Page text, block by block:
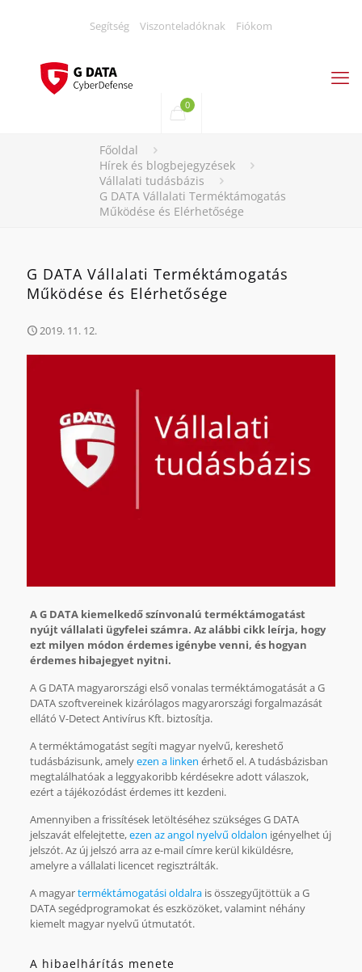
Segítség Viszonteladóknak Fiókom
0
Főoldal
Hírek és blogbejegyzések
Vállalati tudásbázis
G DATA Vállalati Terméktámogatás
Működése és Elérhetősége
G DATA Vállalati Terméktámogatás
Működése és Elérhetősége
2019. 11. 12.
A G DATA kiemelkedő színvonalú terméktámogatást
nyújt vállalati ügyfelei számra. Az alábbi cikk leírja, hogy
ezt milyen módon érdemes igénybe venni, és hogyan
érdemes hibajegyet nyitni.
A G DATA magyarországi első vonalas terméktámogatását a G
DATA szoftvereinek kizárólagos magyarországi forgalmazását
ellátó V-Detect Antivírus Kft. biztosítja.
A terméktámogatást segíti magyar nyelvű, kereshető
tudásbázisunk, amelyezen a linken érhető el. A tudásbázisban
megtalálhatóak a leggyakoribb kérdésekre adott válaszok,
ezért a tájékozódást érdemes itt kezdeni.
Amennyiben a frissítések letöltéséhez szükséges G DATA
jelszavát elfelejtette,ezen az angol nyelvű oldalon igényelhet új
jelszót. Az új jelszó arra az e-mail címre kerül kiküldésre,
amelyre a vállalati licencet regisztrálták.
A magyarterméktámogatási oldalrais összegyűjtöttük a G
DATA segédprogramokat és eszközöket, valamint néhány
kiemelt magyar nyelvű útmutatót.
A hibaelhárítás menete